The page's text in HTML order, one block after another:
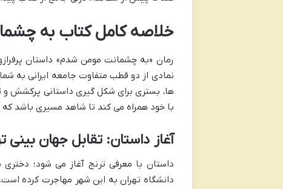
خلاصه کامل کتاب به
رمان «به چشمانت مومن شدم» داستان
نمادی از دو قطب متفاوت جامعه ایرانی به
با خود همراه می کند تا شاهد مسیری باشد
آغاز داستان: تقابل جهان بینی
داستان با معرفی ترنج آغاز می شود؛
دانشگاه تهران به این شهر مهاجرت کرده